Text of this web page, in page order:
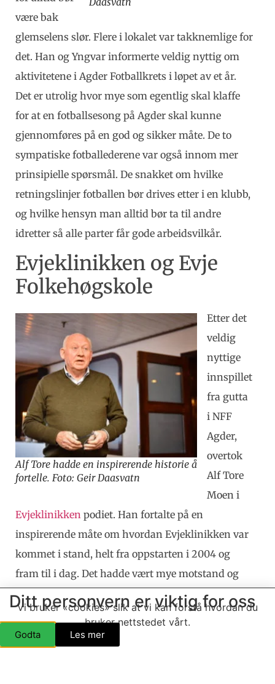
være bak
glemselens slør. Flere i lokalet var takknemlige for
det. Han og Yngvar informerte veldig nyttig om
aktivitetene i Agder Fotballkrets i løpet av et år.
Det er utrolig hvor mye som egentlig skal klaffe
for at en fotballsesong på Agder skal kunne
gjennomføres på en god og sikker måte. De to
sympatiske fotballederene var også innom mer
prinsipielle spørsmål. De snakket om hvilke
retningslinjer fotballen bør drives etter i en klubb,
og hvilke hensyn man alltid bør ta til andre
idretter så alle parter får gode arbeidsvilkår.
Evjeklinikken og Evje
Folkehøgskole
Alf Tore hadde en inspirerende historie å
fortelle. Foto: Geir Daasvatn
Etter det
veldig
nyttige
innspillet
fra gutta
i NFF
Agder,
overtok
Alf Tore
Moen i
Evjeklinikken podiet. Han fortalte på en
inspirerende måte om hvordan Evjeklinikken var
kommet i stand, helt fra oppstarten i 2004 og
fram til i dag. Det hadde vært mye motstand og
heller liten tro på prosjektet i begynnelsen. Selv
hadde de trodd sterkt på idéen, men mange i
omgivelsene var skeptiske. Med Evje
Ditt personvern er viktig for oss
Vi bruker «cookies» slik at vi kan forstå hvordan du
bruker nettstedet vårt.
Godta Les mer